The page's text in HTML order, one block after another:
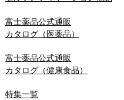
富士薬品公式通販
カタログ（医薬品）
富士薬品公式通販
カタログ（健康食品）
特集一覧